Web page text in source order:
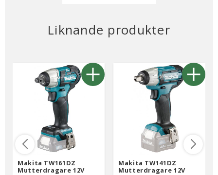
Liknande produkter
Makita TW161DZ
Mutterdragare 12V
Makita TW141DZ
Mutterdragare 12V